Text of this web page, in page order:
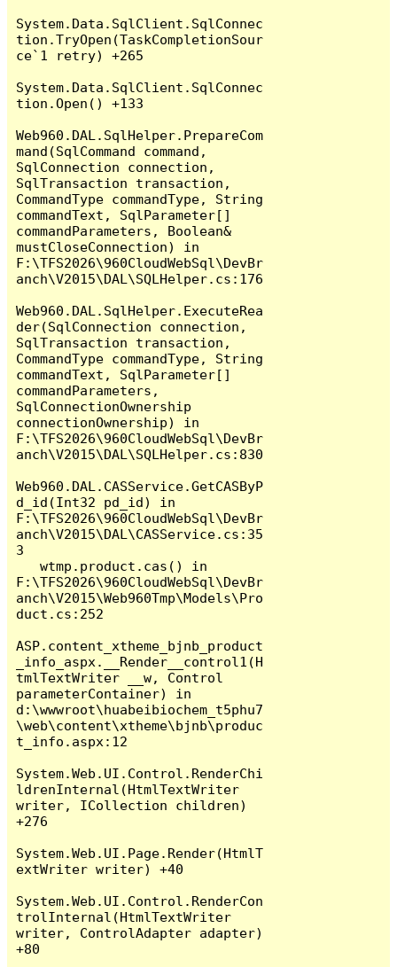
System.Data.SqlClient.SqlConnec
tion.TryOpen(TaskCompletionSour
ce`1 retry) +265
System.Data.SqlClient.SqlConnec
tion.Open() +133
Web960.DAL.SqlHelper.PrepareCom
mand(SqlCommand command,
SqlConnection connection,
SqlTransaction transaction,
CommandType commandType, String
commandText, SqlParameter[]
commandParameters, Boolean&
mustCloseConnection) in
F:\TFS2026\960CloudWebSql\DevBr
anch\V2015\DAL\SQLHelper.cs:176
Web960.DAL.SqlHelper.ExecuteRea
der(SqlConnection connection,
SqlTransaction transaction,
CommandType commandType, String
commandText, SqlParameter[]
commandParameters,
SqlConnectionOwnership
connectionOwnership) in
F:\TFS2026\960CloudWebSql\DevBr
anch\V2015\DAL\SQLHelper.cs:830
Web960.DAL.CASService.GetCASByP
d_id(Int32 pd_id) in
F:\TFS2026\960CloudWebSql\DevBr
anch\V2015\DAL\CASService.cs:35
3
   wtmp.product.cas() in
F:\TFS2026\960CloudWebSql\DevBr
anch\V2015\Web960Tmp\Models\Pro
duct.cs:252
ASP.content_xtheme_bjnb_product
_info_aspx.__Render__control1(H
tmlTextWriter __w, Control
parameterContainer) in
d:\wwwroot\huabeibiochem_t5phu7
\web\content\xtheme\bjnb\produc
t_info.aspx:12
System.Web.UI.Control.RenderChi
ldrenInternal(HtmlTextWriter
writer, ICollection children)
+276
System.Web.UI.Page.Render(HtmlT
extWriter writer) +40
System.Web.UI.Control.RenderCon
trolInternal(HtmlTextWriter
writer, ControlAdapter adapter)
+80